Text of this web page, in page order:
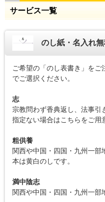
サービス一覧
のし紙・名入れ無
ご希望の「のし表書き」を
でご選択ください。
志
宗教問わず香典返し、法事引
指定ない場合はこちらをご用
粗供養
関西や中国・四国・九州一
本は黄白のしです。
満中陰志
関西や中国・四国・九州一部